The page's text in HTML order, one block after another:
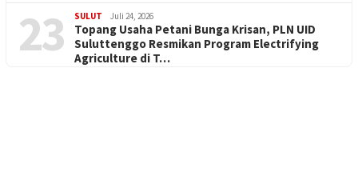
23 SULUT Juli 24, 2026
Topang Usaha Petani Bunga Krisan, PLN UID
Suluttenggo Resmikan Program Electrifying
Agriculture di T…